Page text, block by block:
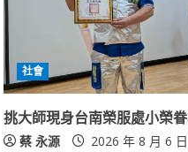
社會
挑大師現身台南榮服處小榮
蔡 永源 2026 年 8 月 6 日